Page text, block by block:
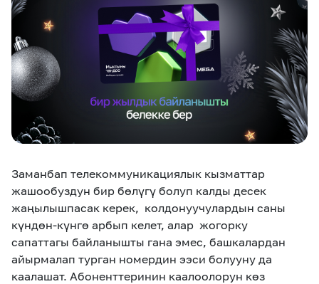
Кызматтар
Кызматтар Көңүл ачуучу Соц. тармактар
Чалуулар жана
Компания
Биз жөнүндө
Өнөктөштөргө
Офис картасы
жана каптоо
Кызмат көрсөтүүлөр
MegaTV MegaPay MegaKassa
Заманбап телекоммуникациялык кызматтар
жашообуздун бир бөлүгү болуп калды десек
жаңылышпасак керек, колдонуучулардын саны
күндөн-күнгө арбып келет, алар жогорку
сапаттагы байланышты гана эмес, башкалардан
айырмалап турган номердин ээси болууну да
каалашат. Абоненттеринин каалоолорун көз